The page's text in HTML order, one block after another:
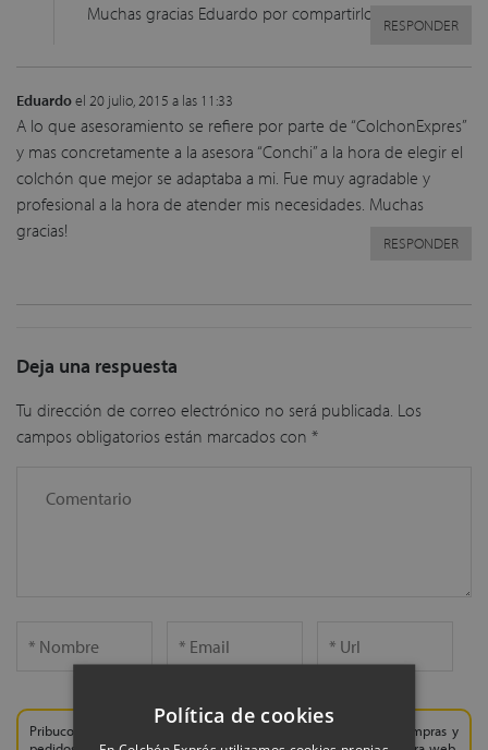
Muchas gracias Eduardo por compartirlo.
RESPONDER
Eduardoel 20 julio, 2015 a las 11:33
A lo que asesoramiento se refiere por parte de “ColchonExpres”
y mas concretamente a la asesora “Conchi” a la hora de elegir el
colchón que mejor se adaptaba a mi. Fue muy agradable y
profesional a la hora de atender mis necesidades. Muchas
gracias!
RESPONDER
Deja una respuesta
Tu dirección de correo electrónico no será publicada. Los
campos obligatorios están marcados con *
Pribucol S.A, tratará tus datos personales para gestionar tus compras y
Política de cookies